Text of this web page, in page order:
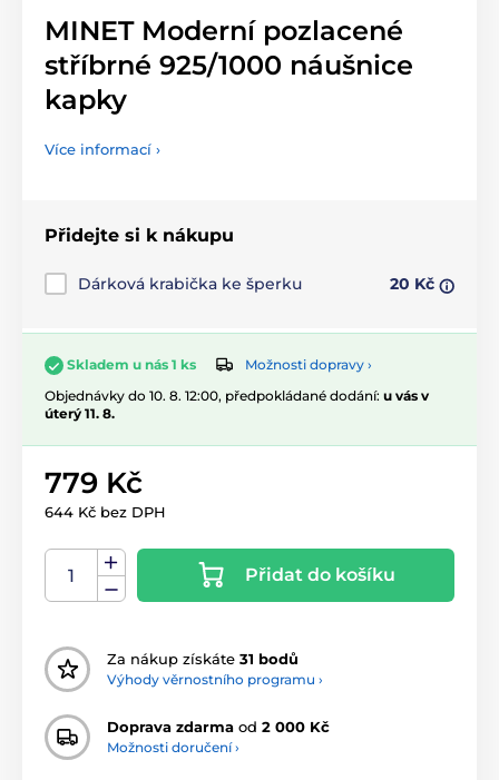
MINET Moderní pozlacené
stříbrné 925/1000 náušnice
kapky
Více informací ›
Přidejte si k nákupu
Dárková krabička ke šperku 20 Kč
Skladem u nás 1 ks
Možnosti dopravy ›
Objednávky do 10. 8. 12:00, předpokládané dodání: u vás v
úterý 11. 8.
779 Kč
644 Kč bez DPH
Přidat do košíku
Za nákup získáte 31 bodů
Výhody věrnostního programu ›
Doprava zdarma od 2 000 Kč
Možnosti doručení ›